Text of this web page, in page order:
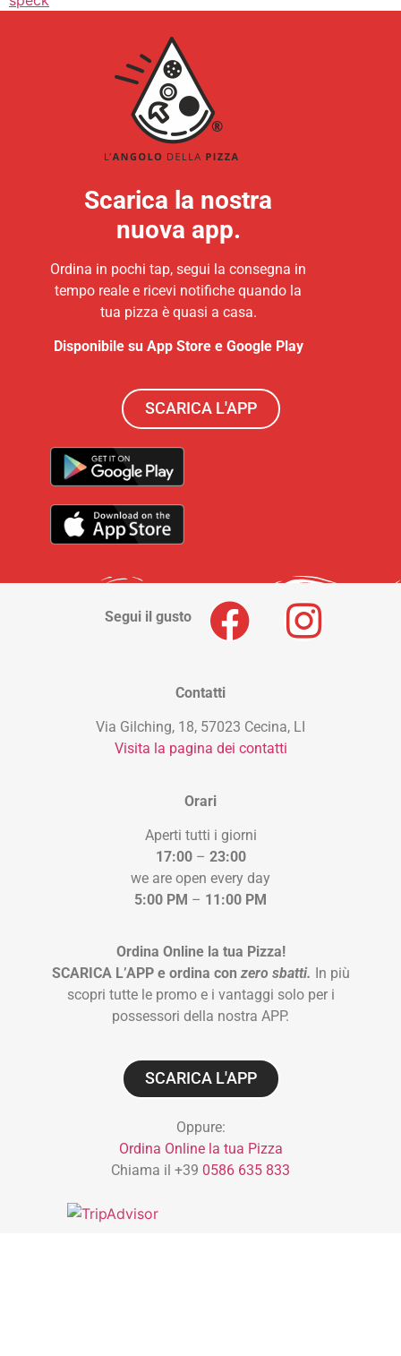
Scarica la nostra
nuova app.
Ordina in pochi tap, segui la consegna in
tempo reale e ricevi notifiche quando la
tua pizza è quasi a casa.
Disponibile su App Store e Google Play
SCARICA L'APP
Segui il gusto
Contatti
Via Gilching, 18, 57023 Cecina, LI
Visita la pagina dei contatti
Orari
Aperti tutti i giorni
17:00– 23:00
we are open every day
5:00 PM – 11:00 PM
Ordina Online la tua Pizza!
SCARICA L’APP e ordina con zero sbatti. In più
scopri tutte le promo e i vantaggi solo per i
possessori della nostra APP.
SCARICA L'APP
Oppure:
Ordina Online la tua Pizza
Chiama il +39 0586 635 833